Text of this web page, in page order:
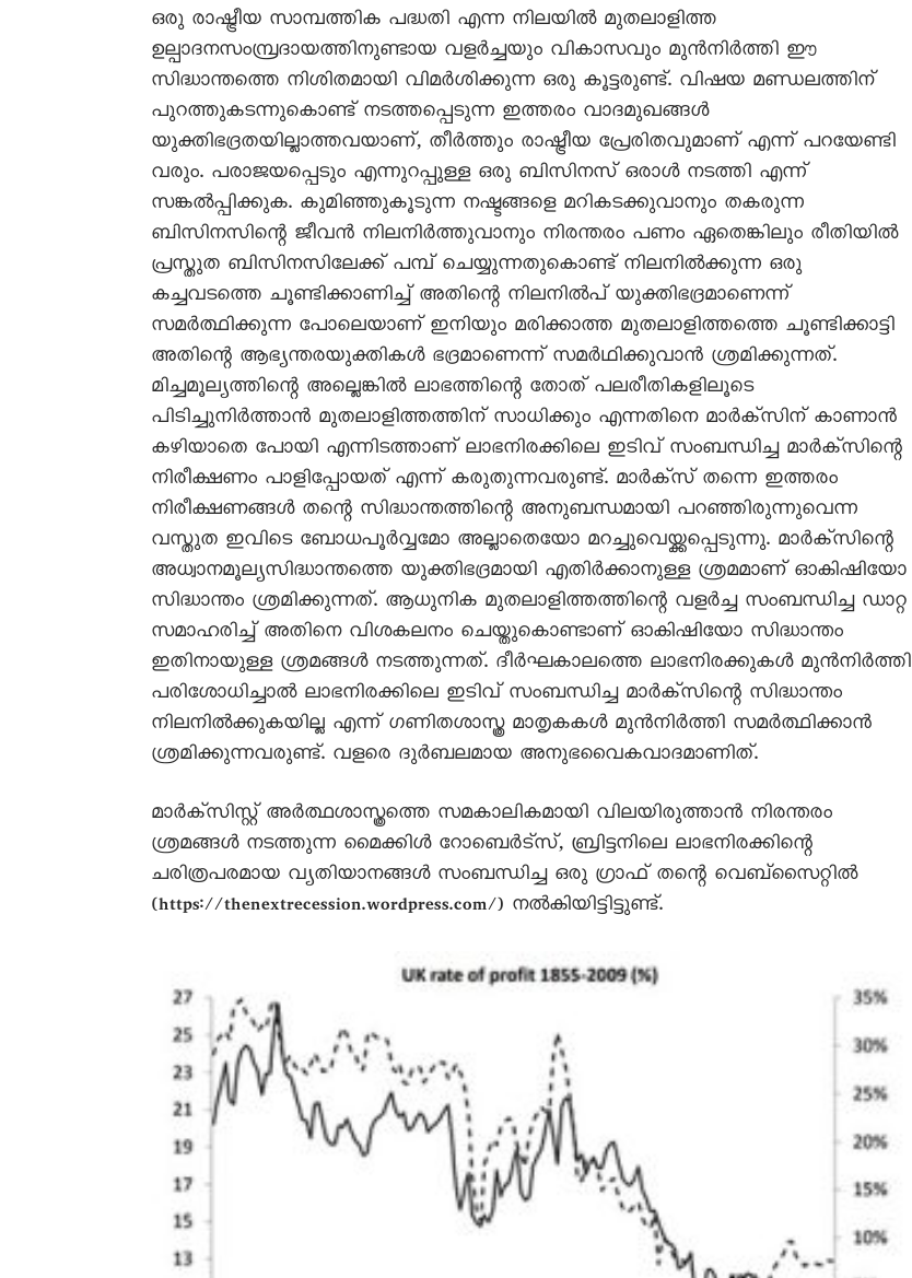
ഒരു രാഷ്ട്രീയ സാമ്പത്തിക പദ്ധതി എന്ന നിലയിൽ മുതലാളിത്ത
ഉല്പാദനസംമ്പ്രദായത്തിനുണ്ടായ വളർച്ചയും വികാസവും മുൻനിർത്തി ഈ
സിദ്ധാന്തത്തെ നിശിതമായി വിമർശിക്കുന്ന ഒരു കൂട്ടരുണ്ട്. വിഷയ മണ്ഡലത്തിന്
പുറത്തുകടന്നുകൊണ്ട് നടത്തപ്പെടുന്ന ഇത്തരം വാദമുഖങ്ങൾ
യുക്തിഭദ്രതയില്ലാത്തവയാണ്, തീർത്തും രാഷ്ട്രീയ പ്രേരിതവുമാണ് എന്ന് പറയേണ്ടി
വരും. പരാജയപ്പെടും എന്നുറപ്പുള്ള ഒരു ബിസിനസ് ഒരാൾ നടത്തി എന്ന്
സങ്കൽപ്പിക്കുക. കുമിഞ്ഞുകൂടുന്ന നഷ്ടങ്ങളെ മറികടക്കുവാനും തകരുന്ന
ബിസിനസിന്റെ ജീവൻ നിലനിർത്തുവാനും നിരന്തരം പണം ഏതെങ്കിലും രീതിയിൽ
പ്രസ്തുത ബിസിനസിലേക്ക് പമ്പ് ചെയ്യുന്നതുകൊണ്ട് നിലനിൽക്കുന്ന ഒരു
കച്ചവടത്തെ ചൂണ്ടിക്കാണിച്ച് അതിന്റെ നിലനിൽപ് യുക്തിഭദ്രമാണെന്ന്
സമർത്ഥിക്കുന്ന പോലെയാണ് ഇനിയും മരിക്കാത്ത മുതലാളിത്തത്തെ ചൂണ്ടിക്കാട്ടി
അതിന്റെ ആഭ്യന്തരയുക്തികൾ ഭദ്രമാണെന്ന് സമർഥിക്കുവാൻ ശ്രമിക്കുന്നത്.
മിച്ചമൂല്യത്തിന്റെ അല്ലെങ്കിൽ ലാഭത്തിന്റെ തോത് പലരീതികളിലൂടെ
പിടിച്ചുനിർത്താൻ മുതലാളിത്തത്തിന് സാധിക്കും എന്നതിനെ മാർക്സിന് കാണാൻ
കഴിയാതെ പോയി എന്നിടത്താണ് ലാഭനിരക്കിലെ ഇടിവ് സംബന്ധിച്ച മാർക്സിന്റെ
നിരീക്ഷണം പാളിപ്പോയത് എന്ന് കരുതുന്നവരുണ്ട്. മാർക്സ് തന്നെ ഇത്തരം
നിരീക്ഷണങ്ങൾ തന്റെ സിദ്ധാന്തത്തിന്റെ അനുബന്ധമായി പറഞ്ഞിരുന്നുവെന്ന
വസ്തുത ഇവിടെ ബോധപൂർവ്വമോ അല്ലാതെയോ മറച്ചുവെയ്ക്കപ്പെടുന്നു. മാർക്സിന്റെ
അധ്വാനമൂല്യസിദ്ധാന്തത്തെ യുക്തിഭദ്രമായി എതിർക്കാനുള്ള ശ്രമമാണ് ഓകിഷിയോ
സിദ്ധാന്തം ശ്രമിക്കുന്നത്. ആധുനിക മുതലാളിത്തത്തിന്റെ വളർച്ച സംബന്ധിച്ച ഡാറ്റ
സമാഹരിച്ച് അതിനെ വിശകലനം ചെയ്തുകൊണ്ടാണ് ഓകിഷിയോ സിദ്ധാന്തം
ഇതിനായുള്ള ശ്രമങ്ങൾ നടത്തുന്നത്. ദീർഘകാലത്തെ ലാഭനിരക്കുകൾ മുൻനിർത്തി
പരിശോധിച്ചാൽ ലാഭനിരക്കിലെ ഇടിവ് സംബന്ധിച്ച മാർക്സിന്റെ സിദ്ധാന്തം
നിലനിൽക്കുകയില്ല എന്ന് ഗണിതശാസ്ത്ര മാതൃകകൾ മുൻനിർത്തി സമർത്ഥിക്കാൻ
ശ്രമിക്കുന്നവരുണ്ട്. വളരെ ദുർബലമായ അനുഭവൈകവാദമാണിത്.
മാർക്സിസ്റ്റ് അർത്ഥശാസ്ത്രത്തെ സമകാലികമായി വിലയിരുത്താൻ നിരന്തരം
ശ്രമങ്ങൾ നടത്തുന്ന മൈക്കിൾ റോബെർട്സ്, ബ്രിട്ടനിലെ ലാഭനിരക്കിന്റെ
ചരിത്രപരമായ വ്യതിയാനങ്ങൾ സംബന്ധിച്ച ഒരു ഗ്രാഫ് തന്റെ വെബ്‌സൈറ്റിൽ
(https://thenextrecession.wordpress.com/) നൽകിയിട്ടിട്ടുണ്ട്.